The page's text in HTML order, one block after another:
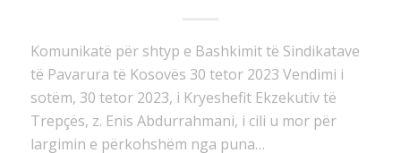
Komunikatë për shtyp e Bashkimit të Sindikatave
të Pavarura të Kosovës 30 tetor 2023 Vendimi i
sotëm, 30 tetor 2023, i Kryeshefit Ekzekutiv të
Trepçës, z. Enis Abdurrahmani, i cili u mor për
largimin e përkohshëm nga puna…